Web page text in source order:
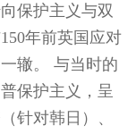
保护主义与双
150年前英国应对
辙。
与当时的
保护主义，呈
针对韩日）、